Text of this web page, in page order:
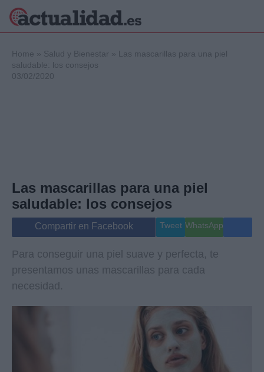
Internacional
Viajes
Gente
Musica
Home » Salud y Bienestar »
Las mascarillas para una piel
saludable: los consejos
03/02/2020
Las mascarillas para una piel
saludable: los consejos
Compartir en Facebook Tweet WhatsApp
Para conseguir una piel suave y perfecta, te
presentamos unas mascarillas para cada
necesidad.